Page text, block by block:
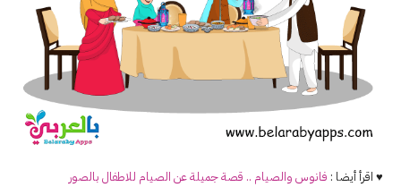
♥ اقرأ أيضا : فانوس والصيام .. قصة جميلة عن الصيام للاطفال بالصور